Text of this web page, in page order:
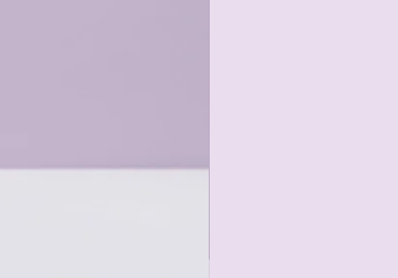
oder in kontrollierten
geeignet.
Risse, lose Nähte) auftreten.
Schäden.
ins Gebüsch verschwinden -
oder Ähnlichem.